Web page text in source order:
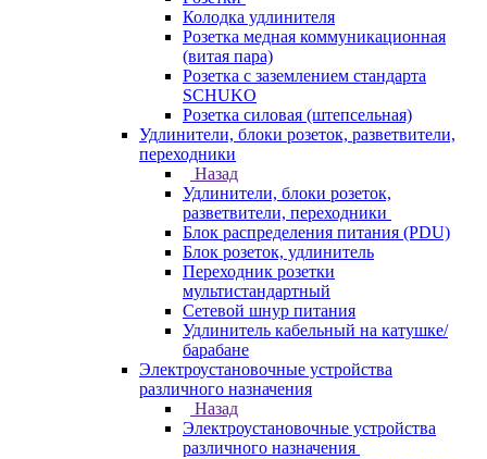
Колодка удлинителя
Розетка медная коммуникационная
(витая пара)
Розетка с заземлением стандарта
SCHUKO
Розетка силовая (штепсельная)
Удлинители, блоки розеток, разветвители,
переходники
Назад
Удлинители, блоки розеток,
разветвители, переходники
Блок распределения питания (PDU)
Блок розеток, удлинитель
Переходник розетки
мультистандартный
Сетевой шнур питания
Удлинитель кабельный на катушке/
барабане
Электроустановочные устройства
различного назначения
Назад
Электроустановочные устройства
различного назначения